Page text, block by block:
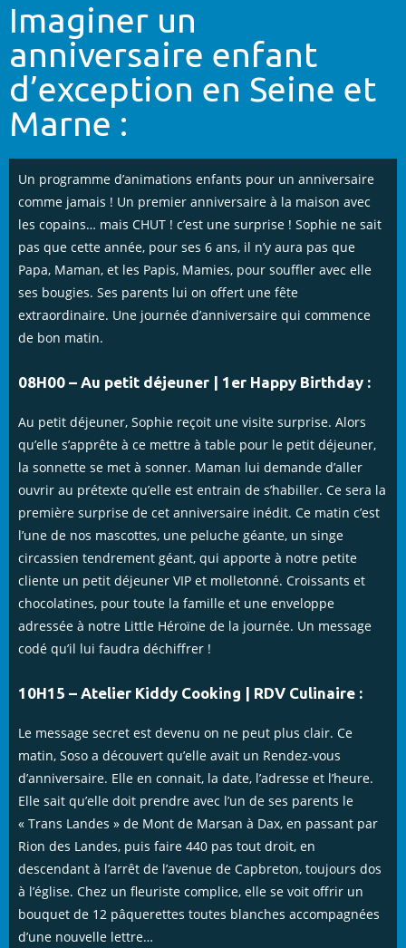
Imaginer un
anniversaire enfant
d’exception en Seine et
Marne :
Un programme d’animations enfants pour un anniversaire
comme jamais ! Un premier anniversaire à la maison avec
les copains… mais CHUT ! c’est une surprise ! Sophie ne sait
pas que cette année, pour ses 6 ans, il n’y aura pas que
Papa, Maman, et les Papis, Mamies, pour souffler avec elle
ses bougies. Ses parents lui on offert une fête
extraordinaire. Une journée d’anniversaire qui commence
de bon matin.
08H00 – Au petit déjeuner | 1er Happy Birthday :
Au petit déjeuner, Sophie reçoit une visite surprise. Alors
qu’elle s’apprête à ce mettre à table pour le petit déjeuner,
la sonnette se met à sonner. Maman lui demande d’aller
ouvrir au prétexte qu’elle est entrain de s’habiller. Ce sera la
première surprise de cet anniversaire inédit. Ce matin c’est
l’une de nos mascottes, une peluche géante, un singe
circassien tendrement géant, qui apporte à notre petite
cliente un petit déjeuner VIP et molletonné. Croissants et
chocolatines, pour toute la famille et une enveloppe
adressée à notre Little Héroïne de la journée. Un message
codé qu’il lui faudra déchiffrer !
10H15 – Atelier Kiddy Cooking | RDV Culinaire :
Le message secret est devenu on ne peut plus clair. Ce
matin, Soso a découvert qu’elle avait un Rendez-vous
d’anniversaire. Elle en connait, la date, l’adresse et l’heure.
Elle sait qu’elle doit prendre avec l’un de ses parents le
« Trans Landes » de Mont de Marsan à Dax, en passant par
Rion des Landes, puis faire 440 pas tout droit, en
descendant à l’arrêt de l’avenue de Capbreton, toujours dos
à l’église. Chez un fleuriste complice, elle se voit offrir un
bouquet de 12 pâquerettes toutes blanches accompagnées
d’une nouvelle lettre…